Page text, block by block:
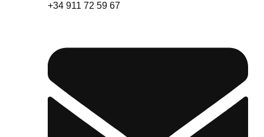
+34 911 72 59 67